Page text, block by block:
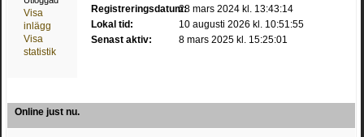
Visa
inlägg
Visa
statistik
Registreringsdatum:28 mars 2024 kl. 13:43:14
Lokal tid:
10 augusti 2026 kl. 10:51:55
Senast aktiv:
8 mars 2025 kl. 15:25:01
Online just nu.